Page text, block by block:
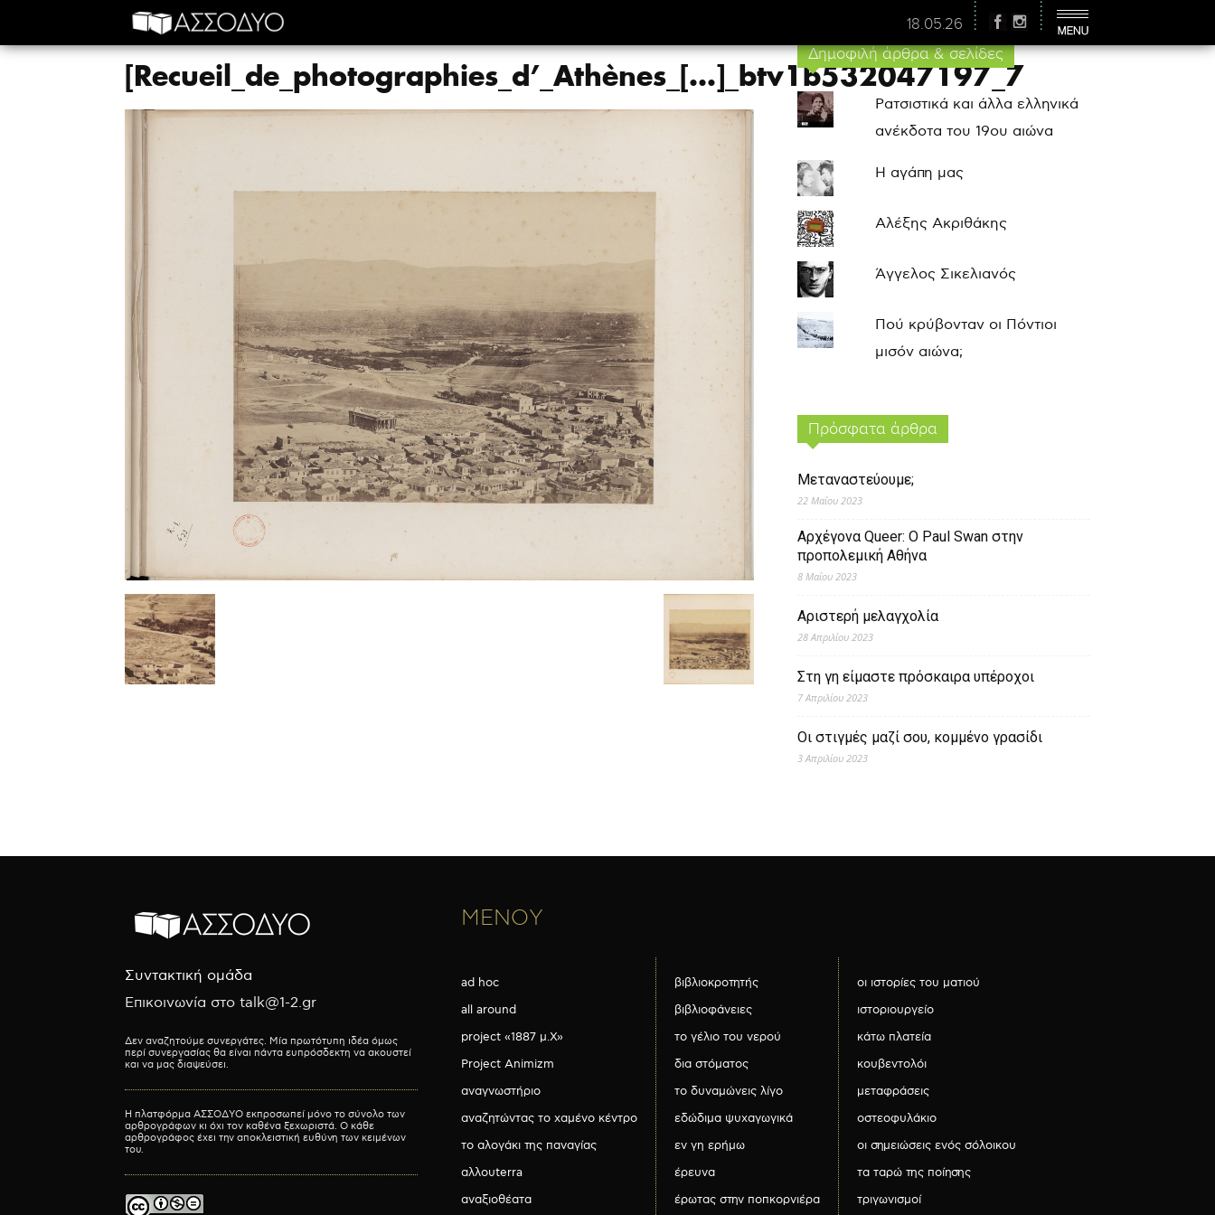
18.05.26
[Recueil_de_photographies_d’_Athènes_[…]_btv1b532047197_7
Δημοφιλή άρθρα & σελίδες
Ρατσιστικά και άλλα ελληνικά
ανέκδοτα του 19ου αιώνα
Η αγάπη μας
Αλέξης Ακριθάκης
Άγγελος Σικελιανός
Πού κρύβονταν οι Πόντιοι
μισόν αιώνα;
Πρόσφατα άρθρα
Μεταναστεύουμε;
22 Μαΐου 2023
Αρχέγονα Queer: O Paul Swan στην
προπολεμική Αθήνα
8 Μαΐου 2023
Αριστερή μελαγχολία
28 Απριλίου 2023
Στη γη είμαστε πρόσκαιρα υπέροχοι
7 Απριλίου 2023
Οι στιγμές μαζί σου, κομμένο γρασίδι
3 Απριλίου 2023
Συντακτική ομάδα
Επικοινωνία στο talk@1-2.gr
Δεν αναζητούμε συνεργάτες. Μία πρωτότυπη ιδέα όμως
περί συνεργασίας θα είναι πάντα ευπρόσδεκτη να ακουστεί
και να μας διαψεύσει.
Η πλατφόρμα ΑΣΣΟΔΥΟ εκπροσωπεί μόνο το σύνολο των
αρθρογράφων κι όχι τον καθένα ξεχωριστά. Ο κάθε
αρθρογράφος έχει την αποκλειστική ευθύνη των κειμένων
του.
ΜΕΝΟΥ
ad hoc
all around
project «1887 μ.Χ»
Project Animizm
αναγνωστήριο
αναζητώντας το χαμένο κέντρο
το αλογάκι της παναγίας
αλλουterra
αναξιοθέατα
βιβλιοκροτητής
βιβλιοφάνειες
το γέλιο του νερού
δια στόματος
το δυναμώνεις λίγο
εδώδιμα ψυχαγωγικά
εν γη ερήμω
έρευνα
έρωτας στην ποπκορνιέρα
οι ιστορίες του ματιού
ιστοριουργείο
κάτω πλατεία
κουβεντολόι
μεταφράσεις
οστεοφυλάκιο
οι σημειώσεις ενός σόλοικου
τα ταρώ της ποίησης
τριγωνισμοί